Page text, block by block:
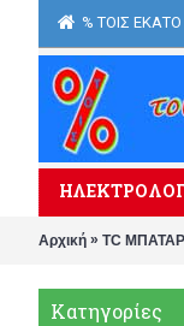
% ΤΟΙΣ ΕΚΑΤΟ
Αρχική » TC
Κατηγορίες